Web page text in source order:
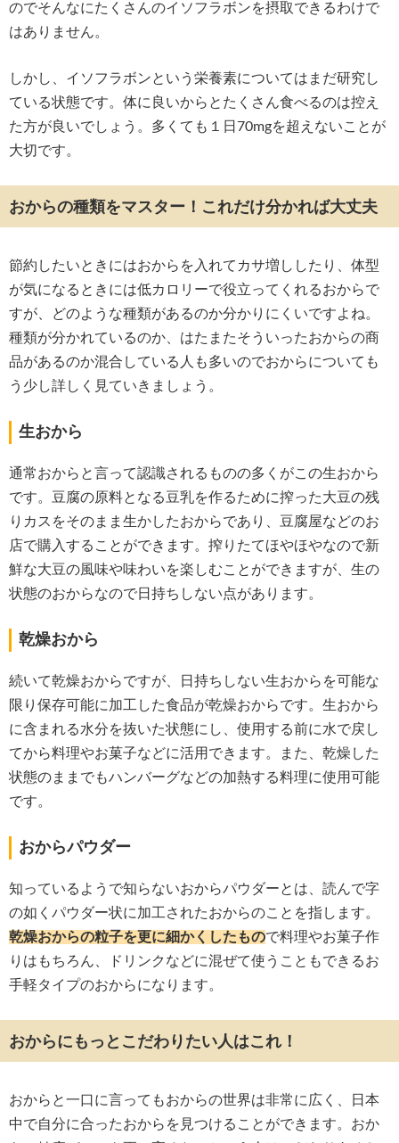
のでそんなにたくさんのイソフラボンを摂取できるわけで
はありません。
しかし、イソフラボンという栄養素についてはまだ研究し
ている状態です。体に良いからとたくさん食べるのは控え
た方が良いでしょう。多くても１日70mgを超えないことが
大切です。
おからの種類をマスター！これだけ分かれば大丈夫
節約したいときにはおからを入れてカサ増ししたり、体型
が気になるときには低カロリーで役立ってくれるおからで
すが、どのような種類があるのか分かりにくいですよね。
種類が分かれているのか、はたまたそういったおからの商
品があるのか混合している人も多いのでおからについても
う少し詳しく見ていきましょう。
生おから
通常おからと言って認識されるものの多くがこの生おから
です。豆腐の原料となる豆乳を作るために搾った大豆の残
りカスをそのまま生かしたおからであり、豆腐屋などのお
店で購入することができます。搾りたてほやほやなので新
鮮な大豆の風味や味わいを楽しむことができますが、生の
状態のおからなので日持ちしない点があります。
乾燥おから
続いて乾燥おからですが、日持ちしない生おからを可能な
限り保存可能に加工した食品が乾燥おからです。生おから
に含まれる水分を抜いた状態にし、使用する前に水で戻し
てから料理やお菓子などに活用できます。また、乾燥した
状態のままでもハンバーグなどの加熱する料理に使用可能
です。
おからパウダー
知っているようで知らないおからパウダーとは、読んで字
の如くパウダー状に加工されたおからのことを指します。
乾燥おからの粒子を更に細かくしたもので料理やお菓子作
りはもちろん、ドリンクなどに混ぜて使うこともできるお
手軽タイプのおからになります。
おからにもっとこだわりたい人はこれ！
おからと一口に言ってもおからの世界は非常に広く、日本
中で自分に合ったおからを見つけることができます。おか